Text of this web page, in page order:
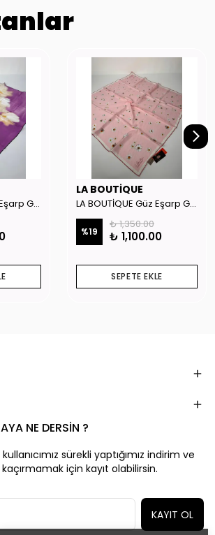
LA BOUTİQUE Güz Eşarp GYSE262908
LA BOUTİQUE
LA BOUTİQUE Güz Eşarp GYSE130804
%19
₺ 1,350.00
₺ 1,100.00
SEPETE EKLE
NE DERSİN ?
sürekli yaptığımız indirim ve
kaçırmamak için kayıt olabilirsin.
KAYIT OL